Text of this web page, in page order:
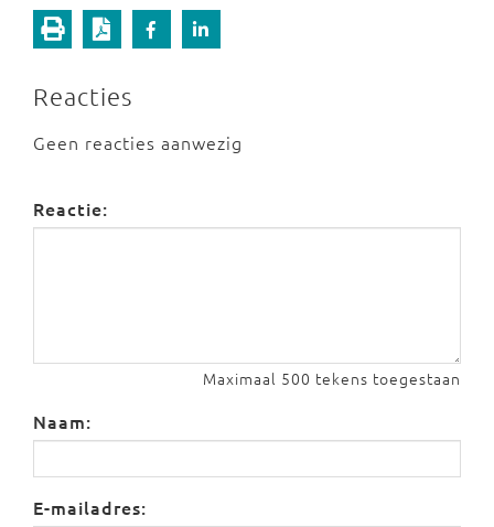
Reacties
Geen reacties aanwezig
Reactie:
Maximaal 500 tekens toegestaan
Naam:
E-mailadres: